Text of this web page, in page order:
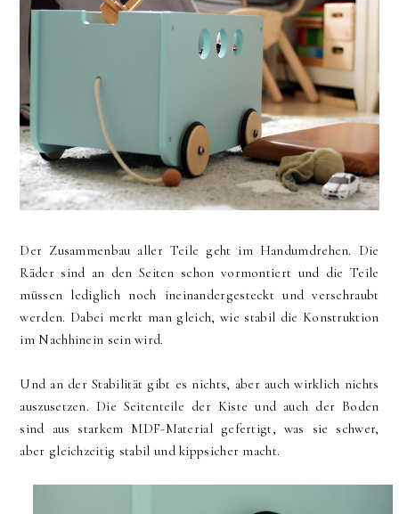
Der Zusammenbau aller Teile geht im Handumdrehen. Die
Räder sind an den Seiten schon vormontiert und die Teile
müssen lediglich noch ineinandergesteckt und verschraubt
werden. Dabei merkt man gleich, wie stabil die Konstruktion
im Nachhinein sein wird.
Und an der Stabilität gibt es nichts, aber auch wirklich nichts
auszusetzen. Die Seitenteile der Kiste und auch der Boden
sind aus starkem MDF-Material gefertigt, was sie schwer,
aber gleichzeitig stabil und kippsicher macht.